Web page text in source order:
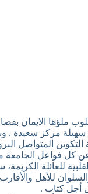
ملؤها الايمان بقضاء
مركز سعيدة .
التكوين المتواصل
كل فواعل الجامعة
للعائلة
للأهل
أجل كتاب .